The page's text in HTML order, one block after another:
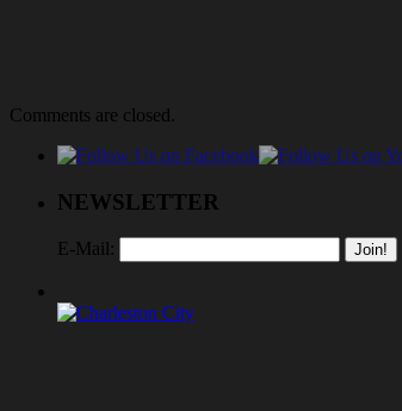
Comments are closed.
NEWSLETTER
E-Mail: